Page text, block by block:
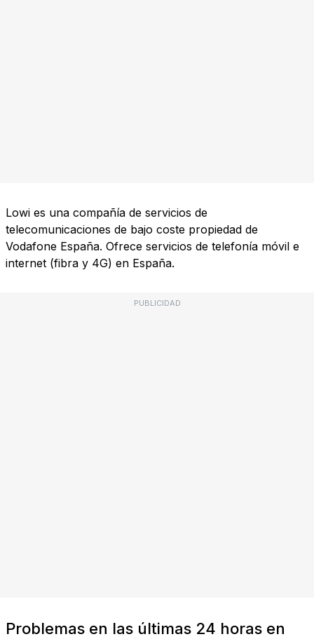
Lowi es una compañía de servicios de
telecomunicaciones de bajo coste propiedad de
Vodafone España. Ofrece servicios de telefonía móvil e
internet (fibra y 4G) en España.
PUBLICIDAD
Problemas en las últimas 24 horas en